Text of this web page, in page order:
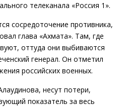
телеканала «Россия 1».
сосредоточение противника,
глава «Ахмата». Там, где
оттуда они выбиваются
генерал. Он отметил
российских военных.
несут потери,
показатель за весь